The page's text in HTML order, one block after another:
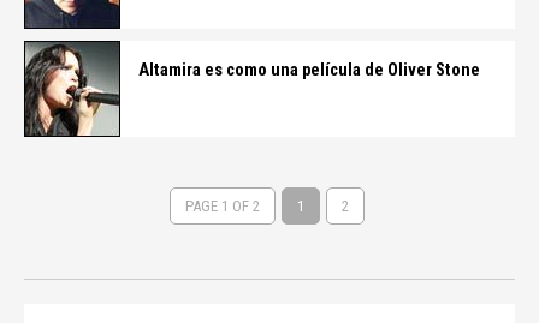
Altamira es como una película de Oliver Stone
PAGE 1 OF 2 1 2